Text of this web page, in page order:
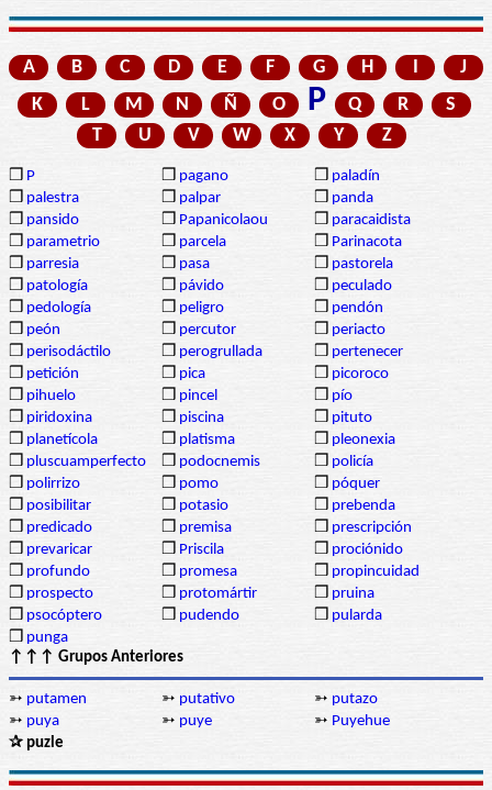
A B C D E F G H I
J
K
L M N Ñ O P Q R
S
T
U V W X Y Z
❒ P ❒ pagano ❒ paladín
❒ palestra ❒ palpar ❒ panda
❒ pansido ❒ Papanicolaou ❒ paracaidista
❒ parametrio ❒ parcela ❒ Parinacota
❒ parresia ❒ pasa ❒ pastorela
❒ patología ❒ pávido ❒ peculado
❒ pedología ❒ peligro ❒ pendón
❒ peón ❒ percutor ❒ periacto
❒ perisodáctilo ❒ perogrullada ❒ pertenecer
❒ petición ❒ pica ❒ picoroco
❒ pihuelo ❒ pincel ❒ pío
❒ piridoxina ❒ piscina ❒ pituto
❒ planetícola ❒ platisma ❒ pleonexia
❒ pluscuamperfecto ❒ podocnemis ❒ policía
❒ polirrizo ❒ pomo ❒ póquer
❒ posibilitar ❒ potasio ❒ prebenda
❒ predicado ❒ premisa ❒ prescripción
❒ prevaricar ❒ Priscila ❒ prociónido
❒ profundo ❒ promesa ❒ propincuidad
❒ prospecto ❒ protomártir ❒ pruina
❒ psocóptero ❒ pudendo ❒ pularda
❒ punga
↑↑↑ Grupos Anteriores
➳ putamen ➳ putativo ➳ putazo
➳ puya ➳ puye ➳ Puyehue
✰ puzle